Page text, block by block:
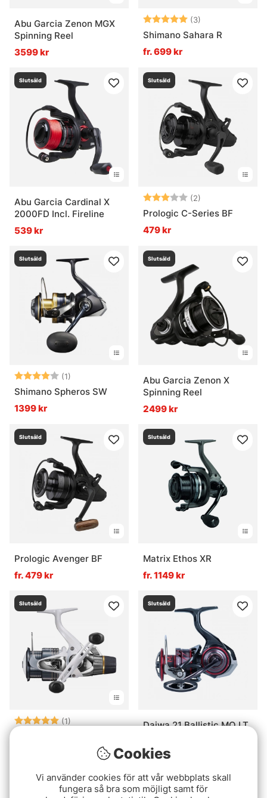
Abu Garcia Zenon MGX
Spinning Reel
3599 kr
Betyg: (3)
Shimano Sahara R
fr. 699 kr
Slutsåld
Abu Garcia Cardinal X
2000FD Incl. Fireline
539 kr
Slutsåld
Betyg: (2)
Prologic C-Series BF
479 kr
Slutsåld
Betyg: (1)
4.0 utav 5 stjärnor
Shimano Spheros SW
1399 kr
Slutsåld
Abu Garcia Zenon X
Spinning Reel
2499 kr
Slutsåld
Prologic Avenger BF
fr. 479 kr
Slutsåld
Matrix Ethos XR
fr. 1149 kr
Slutsåld
Betyg: (1)5.0 utav 5 stjärnor
Slutsåld
Daiwa 21 Ballistic MQ LT
1799 kr
Slutsåld
Cookies
Vi använder cookies för att vår webbplats skall
fungera så bra som möjligt samt för